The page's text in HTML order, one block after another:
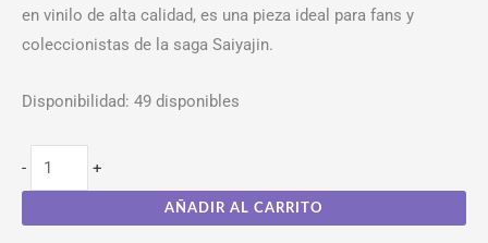
en vinilo de alta calidad, es una pieza ideal para fans y
coleccionistas de la saga Saiyajin.
Disponibilidad: 49 disponibles
- +
AÑADIR AL CARRITO